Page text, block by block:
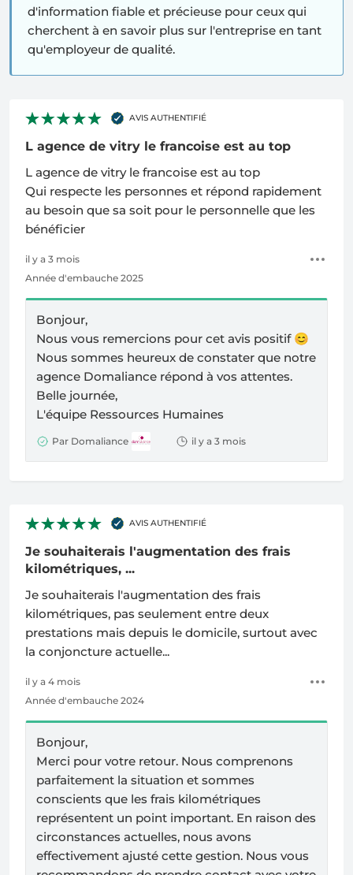
d'information fiable et précieuse pour ceux qui
cherchent à en savoir plus sur l'entreprise en tant
qu'employeur de qualité.
AVIS AUTHENTIFIÉ
L agence de vitry le francoise est au top
L agence de vitry le francoise est au top
Qui respecte les personnes et répond rapidement
au besoin que sa soit pour le personnelle que les
bénéficier
il y a 3 mois
Année d'embauche 2025
Bonjour,
Nous vous remercions pour cet avis positif 😊
Nous sommes heureux de constater que notre
agence Domaliance répond à vos attentes.
Belle journée,
L'équipe Ressources Humaines
Par Domaliance il y a 3 mois
AVIS AUTHENTIFIÉ
Je souhaiterais l'augmentation des frais
kilométriques, ...
Je souhaiterais l'augmentation des frais
kilométriques, pas seulement entre deux
prestations mais depuis le domicile, surtout avec
la conjoncture actuelle...
il y a 4 mois
Année d'embauche 2024
Bonjour,
Merci pour votre retour. Nous comprenons
parfaitement la situation et sommes
conscients que les frais kilométriques
représentent un point important. En raison des
circonstances actuelles, nous avons
effectivement ajusté cette gestion. Nous vous